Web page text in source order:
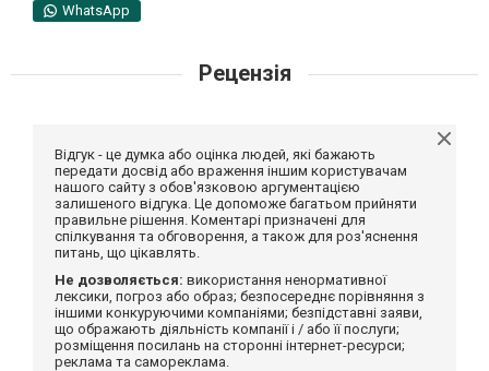
WhatsApp
Рецензія
Відгук - це думка або оцінка людей, які бажають
передати досвід або враження іншим користувачам
нашого сайту з обов'язковою аргументацією
залишеного відгука. Це допоможе багатьом прийняти
правильне рішення. Коментарі призначені для
спілкування та обговорення, а також для роз'яснення
питань, що цікавлять.
Не дозволяється: використання ненормативної
лексики, погроз або образ; безпосереднє порівняння з
іншими конкуруючими компаніями; безпідставні заяви,
що ображають діяльність компанії і / або її послуги;
розміщення посилань на сторонні інтернет-ресурси;
реклама та самореклама.